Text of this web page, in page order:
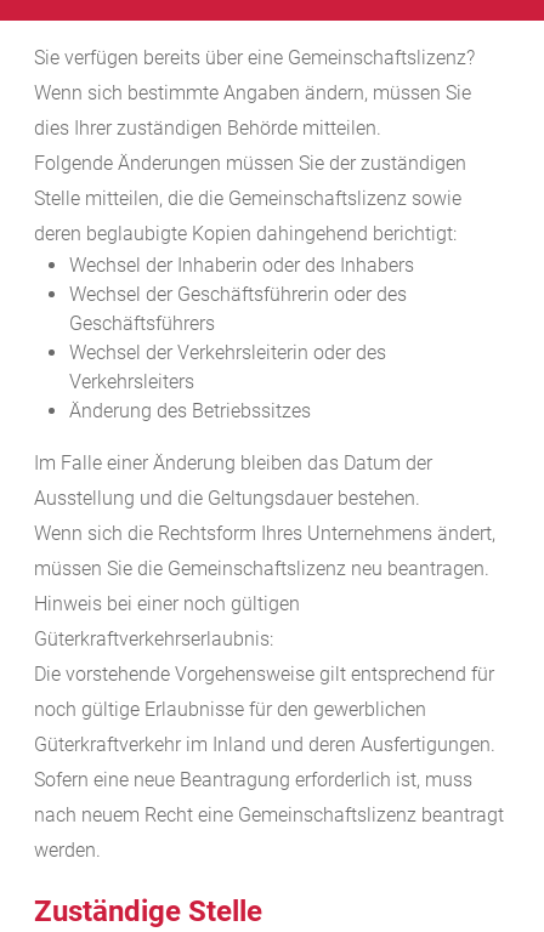
Sie verfügen bereits über eine Gemeinschaftslizenz?
Wenn sich bestimmte Angaben ändern, müssen Sie
dies Ihrer zuständigen Behörde mitteilen.
Folgende Änderungen müssen Sie der zuständigen
Stelle mitteilen, die die Gemeinschaftslizenz sowie
deren beglaubigte Kopien dahingehend berichtigt:
Wechsel der Inhaberin oder des Inhabers
Wechsel der Geschäftsführerin oder des
Geschäftsführers
Wechsel der Verkehrsleiterin oder des
Verkehrsleiters
Änderung des Betriebssitzes
Im Falle einer Änderung bleiben das Datum der
Ausstellung und die Geltungsdauer bestehen.
Wenn sich die Rechtsform Ihres Unternehmens ändert,
müssen Sie die Gemeinschaftslizenz neu beantragen.
Hinweis bei einer noch gültigen
Güterkraftverkehrserlaubnis:
Die vorstehende Vorgehensweise gilt entsprechend für
noch gültige Erlaubnisse für den gewerblichen
Güterkraftverkehr im Inland und deren Ausfertigungen.
Sofern eine neue Beantragung erforderlich ist, muss
nach neuem Recht eine Gemeinschaftslizenz beantragt
werden.
Zuständige Stelle